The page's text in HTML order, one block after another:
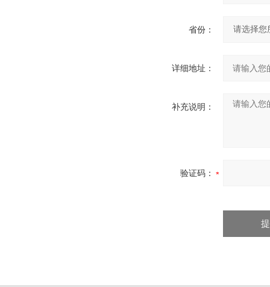
省份：
详细地址：
补充说明：
验证码：